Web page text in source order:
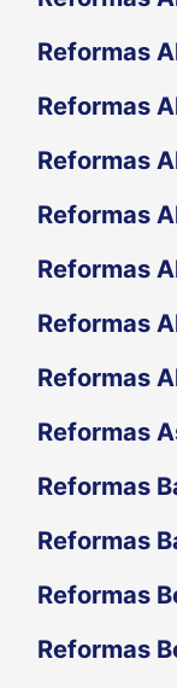
Reformas
Reformas
Reformas
Reformas
Reformas
Reformas
Reformas
Reformas
Reformas
Reformas
Reformas
Reformas